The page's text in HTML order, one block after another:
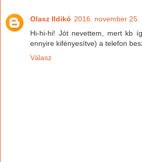
Olasz Ildikó 2016. november 25.
Hi-hi-hi! Jót nevettem, mert kb
ennyire kifényesítve) a telefon
Válasz